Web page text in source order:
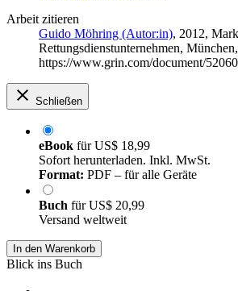
Arbeit zitieren
Guido Möhring (Autor:in), 2012,
Rettungsdienstunternehmen,
https://www.grin.com/document/
Schließen
eBook fürUS$ 18,99
Sofort herunterladen. Inkl. MwSt.
Format: PDF – für alle Geräte
Buch fürUS$ 20,99
Versand weltweit
In den Warenkorb
Blick ins Buch